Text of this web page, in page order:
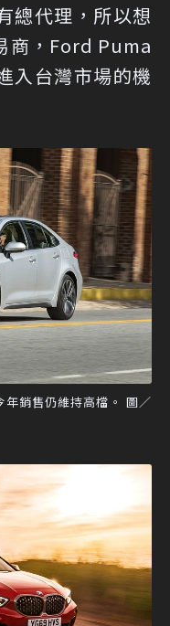
總代理，所以想
商，Ford Puma
入台灣市場的機
銷售仍維持高檔。 圖／